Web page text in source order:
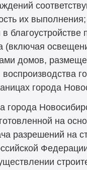
их
благоустройстве
(включая
домов,
города
города
на
разрешений на